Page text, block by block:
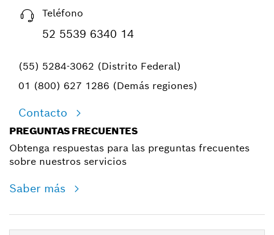
Teléfono
52 5539 6340 14
(55) 5284-3062 (Distrito Federal)
01 (800) 627 1286 (Demás regiones)
Contacto
PREGUNTAS FRECUENTES
Obtenga respuestas para las preguntas frecuentes
sobre nuestros servicios
Saber más